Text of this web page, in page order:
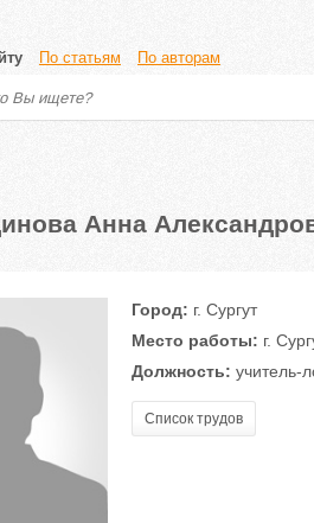
По статьям По авторам
Анна
Город: г. Сургут
Место работы: г.
Должность: учитель-
Список трудов